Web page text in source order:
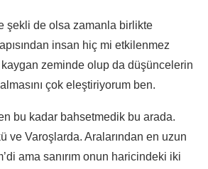
şekli de olsa zamanla birlikte
insan hiç mi etkilenmez
zeminde olup da düşüncelerin
çok eleştiriyorum ben.
bu kadar bahsetmedik bu arada.
ve Varoşlarda. Aralarından en uzun
ama sanırım onun haricindeki iki